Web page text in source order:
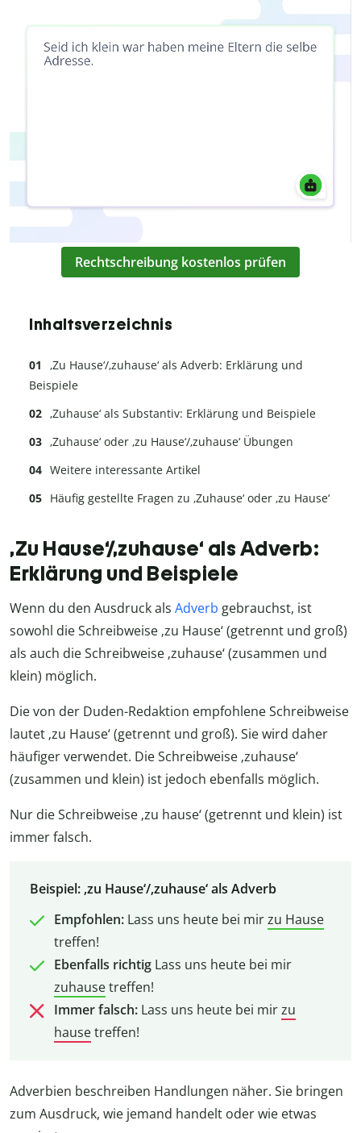
Rechtschreibung kostenlos prüfen
Inhaltsverzeichnis
‚Zu Hause‘/‚zuhause‘ als Adverb: Erklärung und
Beispiele
‚Zuhause‘ als Substantiv: Erklärung und Beispiele
‚Zuhause‘ oder ‚zu Hause‘/‚zuhause‘ Übungen
Weitere interessante Artikel
Häufig gestellte Fragen zu ‚Zuhause‘ oder ‚zu Hause‘
‚Zu Hause‘/‚zuhause‘ als Adverb:
Erklärung und Beispiele
Wenn du den Ausdruck als Adverb gebrauchst, ist
sowohl die Schreibweise ‚zu Hause‘ (getrennt und groß)
als auch die Schreibweise ‚zuhause‘ (zusammen und
klein) möglich.
Die von der Duden-Redaktion empfohlene Schreibweise
lautet ‚zu Hause‘ (getrennt und groß). Sie wird daher
häufiger verwendet. Die Schreibweise ‚zuhause‘
(zusammen und klein) ist jedoch ebenfalls möglich.
Nur die Schreibweise ‚zu hause‘ (getrennt und klein) ist
immer falsch.
Beispiel: ‚zu Hause‘/‚zuhause‘ als Adverb
Empfohlen:Lass uns heute bei mirzu Hause
treffen!
Ebenfalls richtigLass uns heute bei mir
zuhausetreffen!
Immer falsch:Lass uns heute bei mirzu
hausetreffen!
Adverbien beschreiben Handlungen näher. Sie bringen
zum Ausdruck, wie jemand handelt oder wie etwas